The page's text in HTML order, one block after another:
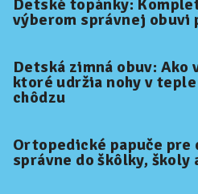
Detské topánky:
výberom správnej obuvi
Detská zimná obuv: Ako
ktoré udržia nohy v
chôdzu
Ortopedické papuče
správne do škôlky, školy